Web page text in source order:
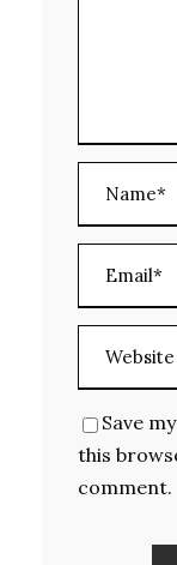
Save
this
comment.